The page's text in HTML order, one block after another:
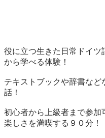
役に立つ生きた日常ドイ
から学べる体験！
テキストブックや辞書な
話！
初心者から上級者まで参
楽しさを満喫する９０分！